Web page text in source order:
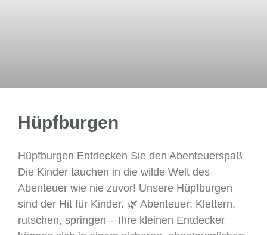
Hüpfburgen
Hüpfburgen Entdecken Sie den Abenteuerspaß
Die Kinder tauchen in die wilde Welt des
Abenteuer wie nie zuvor! Unsere Hüpfburgen
sind der Hit für Kinder. 🌿 Abenteuer: Klettern,
rutschen, springen – Ihre kleinen Entdecker